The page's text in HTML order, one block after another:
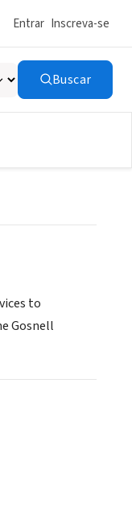
Entrar Inscreva-se
Buscar
to
Gosnell